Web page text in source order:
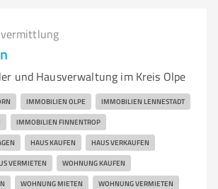
und Hausverwaltung im Kreis Olpe
IMMOBILIEN OLPE IMMOBILIEN LENNESTADT
IMMOBILIEN FINNENTROP
HAUS KAUFEN HAUS VERKAUFEN
VERMIETEN WOHNUNG KAUFEN
WOHNUNG MIETEN WOHNUNG VERMIETEN